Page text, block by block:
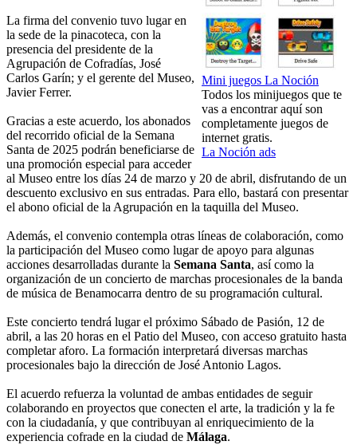
Mini juegos La Noción
Todos los minijuegos que te
vas a encontrar aquí son
completamente juegos de
internet gratis.
La Noción ads
La firma del convenio tuvo lugar en
la sede de la pinacoteca, con la
presencia del presidente de la
Agrupación de Cofradías, José
Carlos Garín; y el gerente del Museo,
Javier Ferrer.
Gracias a este acuerdo, los abonados
del recorrido oficial de la Semana
Santa de 2025 podrán beneficiarse de
una promoción especial para acceder
al Museo entre los días 24 de marzo y 20 de abril, disfrutando de un
descuento exclusivo en sus entradas. Para ello, bastará con presentar
el abono oficial de la Agrupación en la taquilla del Museo.
Además, el convenio contempla otras líneas de colaboración, como
la participación del Museo como lugar de apoyo para algunas
acciones desarrolladas durante la Semana Santa, así como la
organización de un concierto de marchas procesionales de la banda
de música de Benamocarra dentro de su programación cultural.
Este concierto tendrá lugar el próximo Sábado de Pasión, 12 de
abril, a las 20 horas en el Patio del Museo, con acceso gratuito hasta
completar aforo. La formación interpretará diversas marchas
procesionales bajo la dirección de José Antonio Lagos.
El acuerdo refuerza la voluntad de ambas entidades de seguir
colaborando en proyectos que conecten el arte, la tradición y la fe
con la ciudadanía, y que contribuyan al enriquecimiento de la
experiencia cofrade en la ciudad de Málaga.